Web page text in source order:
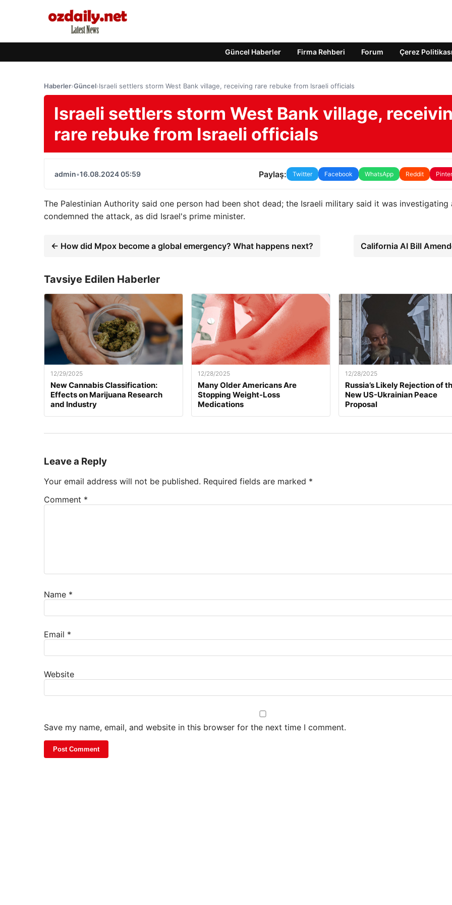
Güncel Haberler Firma Rehberi Forum Çerez Politikası
Haberler›Güncel›Israeli settlers storm West Bank village, receiving rare rebuke from Israeli officials
Israeli settlers storm West Bank village,
rare rebuke from Israeli officials
admin•16.08.2024 05:59 Paylaş: Twitter Facebook WhatsApp Reddit
The Palestinian Authority said one person had been shot dead; the Israeli military said it was investigating
condemned the attack, as did Israel's prime minister.
← How did Mpox become a global emergency? What happens next? California AI Bill
Tavsiye Edilen Haberler
12/29/2025
New Cannabis Classification:
Effects on Marijuana Research
and Industry
12/28/2025
Many Older Americans Are
Stopping Weight-Loss
Medications
12/28/2025
Russia’s Likely Rejection of
New US-Ukrainian Peace
Proposal
Leave a Reply
Your email address will not be published. Required fields are marked *
Comment *
Name *
Email *
Website
Save my name, email, and website in this browser for the next time I comment.